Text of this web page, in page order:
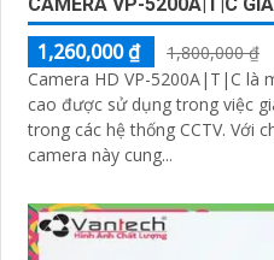
1,260,000 ₫
1,800,000 ₫
Camera HD VP-5200A|T|C là
cao được sử dụng trong việc
trong các hệ thống CCTV. Với chất lượng hình ảnh HD,
camera này cung...